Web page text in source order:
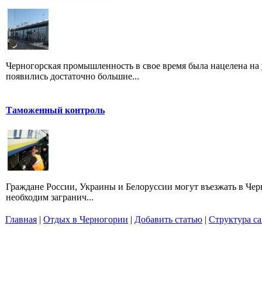
Черногорская промышленность в свое время была нацелена
появились достаточно большие...
Таможенный контроль
Граждане России, Украины и Белоруссии могут въезжать в
необходим загранич...
Главная | Отдых в Черногории | Добавить статью | Структура